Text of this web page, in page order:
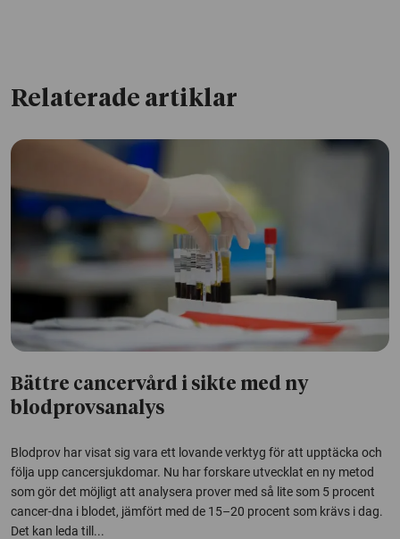
Relaterade artiklar
Bättre cancervård i sikte med ny
blodprovsanalys
Blodprov har visat sig vara ett lovande verktyg för att upptäcka och
följa upp cancersjukdomar. Nu har forskare utvecklat en ny metod
som gör det möjligt att analysera prover med så lite som 5 procent
cancer-dna i blodet, jämfört med de 15–20 procent som krävs i dag.
Det kan leda till...